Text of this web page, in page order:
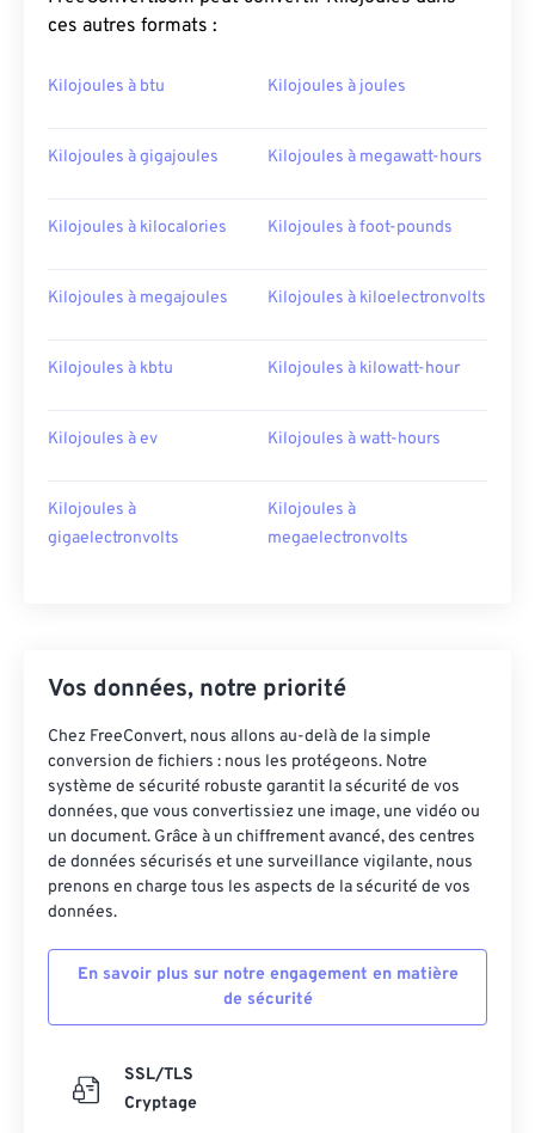
ces autres formats :
Kilojoules à btu Kilojoules à joules
Kilojoules à gigajoules Kilojoules à megawatt-hours
Kilojoules à kilocalories Kilojoules à foot-pounds
Kilojoules à megajoules Kilojoules à kiloelectronvolts
Kilojoules à kbtu Kilojoules à kilowatt-hour
Kilojoules à ev Kilojoules à watt-hours
Kilojoules à
gigaelectronvolts
Kilojoules à
megaelectronvolts
Vos données, notre priorité
Chez FreeConvert, nous allons au-delà de la simple
conversion de fichiers : nous les protégeons. Notre
système de sécurité robuste garantit la sécurité de vos
données, que vous convertissiez une image, une vidéo ou
un document. Grâce à un chiffrement avancé, des centres
de données sécurisés et une surveillance vigilante, nous
prenons en charge tous les aspects de la sécurité de vos
données.
En savoir plus sur notre engagement en matière
de sécurité
SSL/TLS
Cryptage